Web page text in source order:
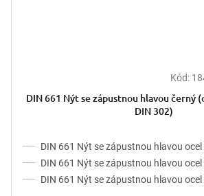
Kód:
DIN 661 Nýt se zápustnou hlavou černý
DIN 302)
DIN 661 Nýt se zápustnou hlavou ocel
DIN 661 Nýt se zápustnou hlavou ocel
DIN 661 Nýt se zápustnou hlavou ocel